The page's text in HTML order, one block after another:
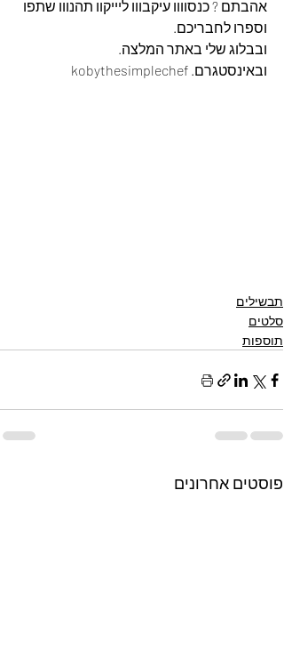
אהבתם ? כנסוווו עיקבווו ליייקוו תהנווו שתפו
וספרו לחבריכם.
ובבלוג שלי באתר המלצה.
ובאינסטגרם. kobythesimplechef
תבשילים
סלטים
תוספות
פוסטים אחרונים